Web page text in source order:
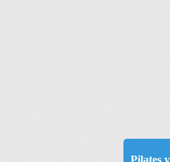
Pilates